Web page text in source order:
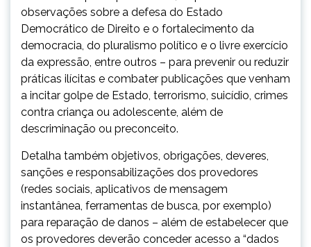
observações sobre a defesa do Estado
Democrático de Direito e o fortalecimento da
democracia, do pluralismo político e o livre exercício
da expressão, entre outros – para prevenir ou reduzir
práticas ilícitas e combater publicações que venham
a incitar golpe de Estado, terrorismo, suicídio, crimes
contra criança ou adolescente, além de
descriminação ou preconceito.
Detalha também objetivos, obrigações, deveres,
sanções e responsabilizações dos provedores
(redes sociais, aplicativos de mensagem
instantânea, ferramentas de busca, por exemplo)
para reparação de danos – além de estabelecer que
os provedores deverão conceder acesso a “dados